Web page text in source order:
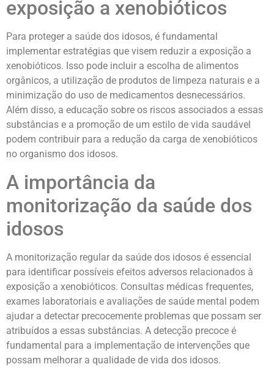
exposição a xenobióticos
Para proteger a saúde dos idosos, é fundamental
implementar estratégias que visem reduzir a exposição a
xenobióticos. Isso pode incluir a escolha de alimentos
orgânicos, a utilização de produtos de limpeza naturais e a
minimização do uso de medicamentos desnecessários.
Além disso, a educação sobre os riscos associados a essas
substâncias e a promoção de um estilo de vida saudável
podem contribuir para a redução da carga de xenobióticos
no organismo dos idosos.
A importância da
monitorização da saúde dos
idosos
A monitorização regular da saúde dos idosos é essencial
para identificar possíveis efeitos adversos relacionados à
exposição a xenobióticos. Consultas médicas frequentes,
exames laboratoriais e avaliações de saúde mental podem
ajudar a detectar precocemente problemas que possam ser
atribuídos a essas substâncias. A detecção precoce é
fundamental para a implementação de intervenções que
possam melhorar a qualidade de vida dos idosos.